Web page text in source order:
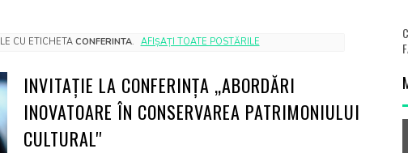
CU ETICHETACONFERINTA. AFIȘAȚI TOATE POSTĂRILE
INVITAȚIE LA CONFERINȚA „ABORDĂRI
INOVATOARE ÎN CONSERVAREA PATRIMONIULUI
CULTURAL''